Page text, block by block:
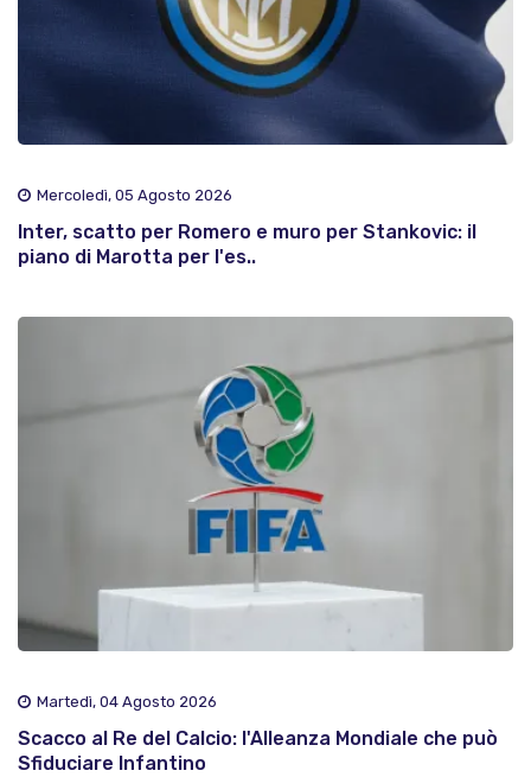
Mercoledì, 05 Agosto 2026
Inter, scatto per Romero e muro per Stankovic: il
piano di Marotta per l'es..
Martedì, 04 Agosto 2026
Scacco al Re del Calcio: l'Alleanza Mondiale che può
Sfiduciare Infantino